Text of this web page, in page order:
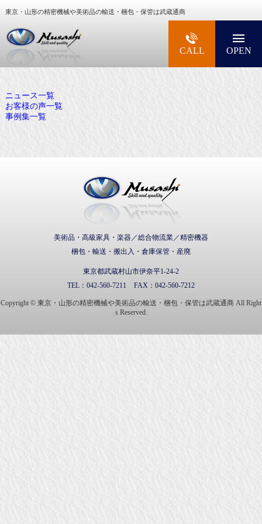
東京・山形の精密機械や美術品の輸送・梱包・保管は武蔵通商
大型精密機械・美術品・高級楽器の梱包・輸送
CALL OPEN
ニュース一覧
お客様の声一覧
事例集一覧
美術品・高級家具・楽器／総合物流業／精密機器
梱包・輸送・搬出入・倉庫保管・産廃
東京都武蔵村山市伊奈平1-24-2
TEL： 042-560-7211 FAX： 042-560-7212
Copyright © 東京・山形の精密機械や美術品の輸送・梱包・保管は武蔵通商 All Right
s Reserved.